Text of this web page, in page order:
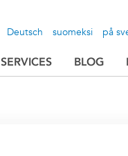
suomeksi
Deutsch på
SERVICES BLOG